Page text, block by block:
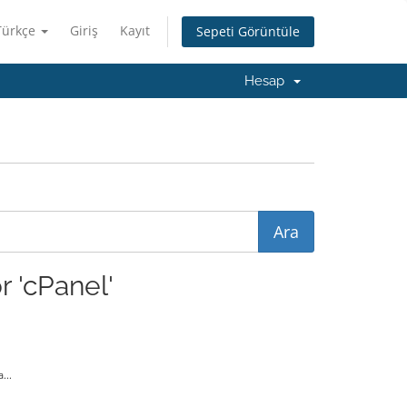
Giriş Kayıt Sepeti Görüntüle
Hesap
'cPanel'